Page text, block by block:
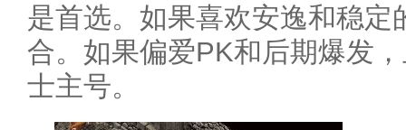
是首选。如果喜欢安逸和稳定
合。如果偏爱PK和后期爆发
士主号。